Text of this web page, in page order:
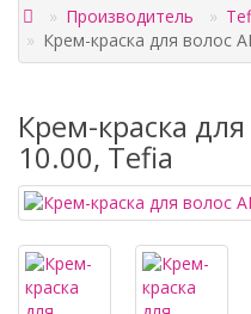
Производитель
Крем-краска для волос
Крем-краска
10.00, Tefia